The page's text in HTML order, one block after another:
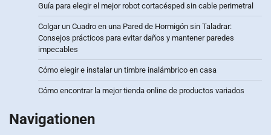
Guía para elegir el mejor robot cortacésped sin cable perimetral
Colgar un Cuadro en una Pared de Hormigón sin Taladrar:
Consejos prácticos para evitar daños y mantener paredes
impecables
Cómo elegir e instalar un timbre inalámbrico en casa
Cómo encontrar la mejor tienda online de productos variados
Navigationen